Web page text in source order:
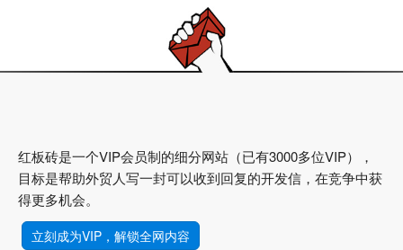
红板砖是一个VIP会员制的细分网站（已有3000多位VIP），
目标是帮助外贸人写一封可以收到回复的开发信，在竞争中获
得更多机会。
立刻成为VIP，解锁全网内容